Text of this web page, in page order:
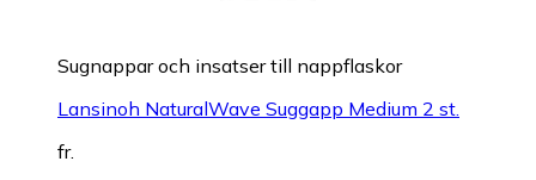
Sugnappar och insatser till nappflaskor
Lansinoh NaturalWave Suggapp Medium 2 st.
fr.